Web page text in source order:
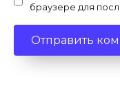
браузере для